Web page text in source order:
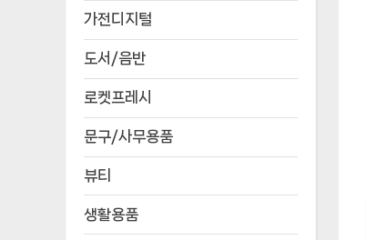
가전디지털
도서/음반
로켓프레시
문구/사무용품
뷰티
생활용품